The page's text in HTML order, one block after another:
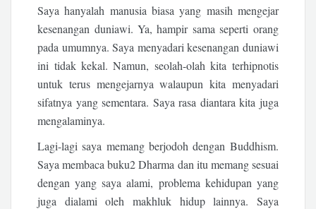
Saya hanyalah manusia biasa yang masih mengejar
kesenangan duniawi. Ya, hampir sama seperti orang
pada umumnya. Saya menyadari kesenangan duniawi
ini tidak kekal. Namun, seolah-olah kita terhipnotis
untuk terus mengejarnya walaupun kita menyadari
sifatnya yang sementara. Saya rasa diantara kita juga
mengalaminya.
Lagi-lagi saya memang berjodoh dengan Buddhism.
Saya membaca buku2 Dharma dan itu memang sesuai
dengan yang saya alami, problema kehidupan yang
juga dialami oleh makhluk hidup lainnya. Saya